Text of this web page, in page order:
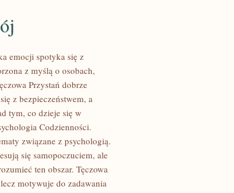
emocji spotyka się z
z myślą o osobach,
Przystań dobrze
z bezpieczeństwem, a
tym, co dzieje się w
Codzienności.
związane z psychologią.
się samopoczuciem, ale
ten obszar. Tęczowa
motywuje do zadawania